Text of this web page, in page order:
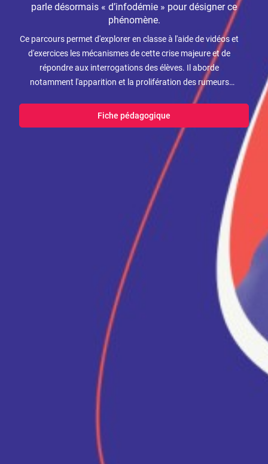
parle désormais « d’infodémie » pour désigner ce
phénomène.
Ce parcours permet d'explorer en classe à l'aide de vidéos et
d'exercices les mécanismes de cette crise majeure et de
répondre aux interrogations des élèves. Il aborde
notamment l'apparition et la prolifération des rumeurs
autour des questions de santé publique, de maladie et de
recherche pharmaceutique et la façon dont notre cerveau
aux questions que nous nous posons légitimement.
Fiche pédagogique